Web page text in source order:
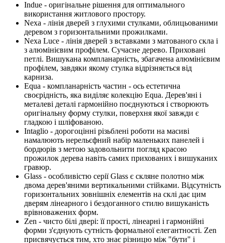
Indue - оригінальне рішення для оптимального
використання житлового простору.
Nexa - лінія дверей з глухими стулками, облицьованими
деревом з горизонтальними прожилками.
Nexa Luce - лінія дверей з вставками з матованого скла і
з алюмінієвим профілем. Сучасне дерево. Приховані
петлі. Вишукана компланарність, збагачена алюмінієвим
профілем, завдяки якому стулка відрізняється від
карниза.
Equa - компланарність частин - ось естетична
своєрідність, яка виділяє колекцію Equa. Дерев'яні і
металеві деталі гармонійно поєднуються і створюють
оригінальну форму стулки, поверхня якої завжди є
гладкою і шліфованою.
Intaglio - дорогоцінні різьблені роботи на масиві
намалюють нерельєфний набір маленьких панелей і
бордюрів з метою задовольнити погляд красою
прожилок дерева навіть самих прихованих і вишуканих
гравюр.
Glass - особливістю серії Glass є скляне полотно між
двома дерев'яними вертикальними стійками. Відсутність
горизонтальних зовнішніх елементів на склі дає цим
дверям лінеарного і бездоганного стилю вишуканість
врівноважених форм.
Zen - чисто білі двері: її прості, лінеарні і гармонійні
форми з'єднують сутність формальної елегантності. Zen
присвячується тим, хто знає різницю між "бути" і